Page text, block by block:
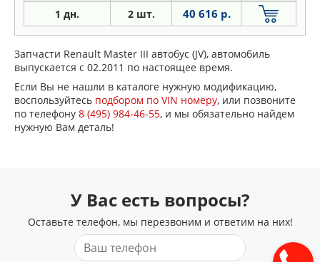
1 дн. 2 шт. 40 616 р.
Запчасти Renault Master III автобус (JV), автомобиль
выпускается с 02.2011 по настоящее время.
Если Вы не нашли в каталоге нужную модификацию,
воспользуйтесь подбором по VIN номеру, или позвоните
по телефону 8 (495) 984-46-55, и мы обязательно найдем
нужную Вам деталь!
У Вас есть вопросы?
Оставьте телефон, мы перезвоним и ответим на них!